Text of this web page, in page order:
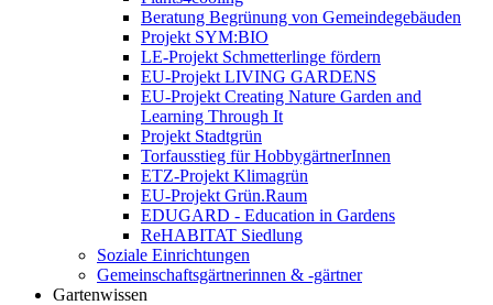
Beratung Begrünung von Gemeindegebäuden
Projekt SYM:BIO
LE-Projekt Schmetterlinge fördern
EU-Projekt LIVING GARDENS
EU-Projekt Creating Nature Garden and
Learning Through It
Projekt Stadtgrün
Torfausstieg für HobbygärtnerInnen
ETZ-Projekt Klimagrün
EU-Projekt Grün.Raum
EDUGARD - Education in Gardens
ReHABITAT Siedlung
Soziale Einrichtungen
Gemeinschaftsgärtnerinnen & -gärtner
Gartenwissen